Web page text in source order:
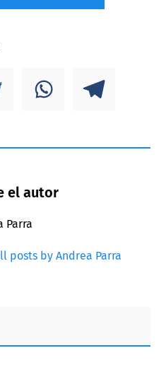
el autor
Parra
posts by Andrea Parra